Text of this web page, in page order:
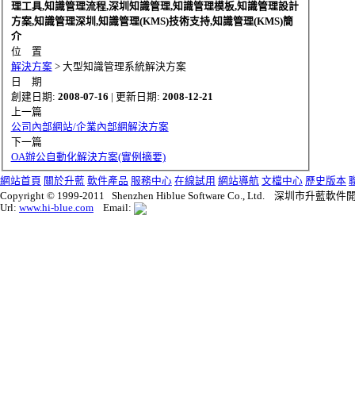
理工具,知識管理流程,深圳知識管理,知識管理模板,知識管理設計
方案,知識管理深圳,知識管理(KMS)技術支持,知識管理(KMS)簡
介
位 置
解決方案 >大型知識管理系統解決方案
日 期
創建日期: 2008-07-16 | 更新日期: 2008-12-21
上一篇
公司內部網站/企業內部網解決方案
下一篇
OA辦公自動化解決方案(實例摘要)
網站首頁 關於升藍 軟件產品 服務中心 在線試用 網站導航 文檔中心 歷史版本
Copyright © 1999-2011 Shenzhen Hiblue Software Co., Ltd. 深圳市升藍軟件
Url: www.hi-blue.com Email: